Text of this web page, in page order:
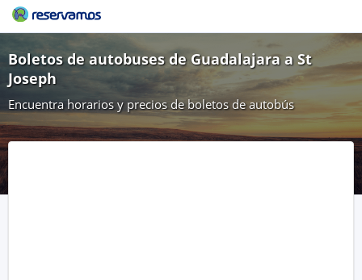
Boletos de autobuses de Guadalajara a St
Joseph
Encuentra horarios y precios de boletos de autobús